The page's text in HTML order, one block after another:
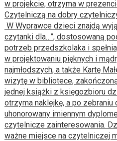
w projekcie, otrzyma w
Czytelniczą na dobry
W Wyprawce dzieci znajdą
czytanki dla…”, dostosowaną
potrzeb przedszkolaka i
w projektowaniu pięknych i
najmłodszych, a także Kartę
wizytę w bibliotece,
jednej książki z księgozbioru
otrzyma naklejkę, a po
uhonorowany imiennym
czytelnicze zainteresowania.
ważne miejsce na czytelniczej